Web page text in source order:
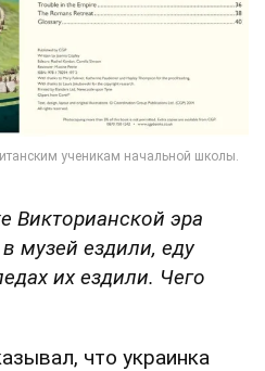
Викторианской эра
музей ездили, еду
их ездили. Чего
что украинка